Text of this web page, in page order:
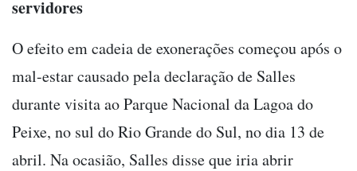
servidores
O efeito em cadeia de exonerações começou após o
mal-estar causado pela declaração de Salles
durante visita ao Parque Nacional da Lagoa do
Peixe, no sul do Rio Grande do Sul, no dia 13 de
abril. Na ocasião, Salles disse que iria abrir